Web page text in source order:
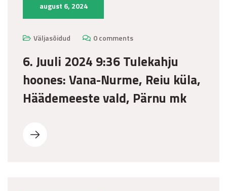
august 6, 2024
Väljasõidud 0 comments
6. Juuli 2024 9:36 Tulekahju
hoones: Vana-Nurme, Reiu küla,
Häädemeeste vald, Pärnu mk